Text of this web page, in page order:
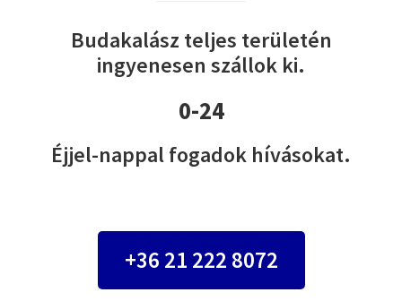
Budakalász teljes területén
ingyenesen szállok ki.
0-24
Éjjel-nappal fogadok hívásokat.
+36 21 222 8072